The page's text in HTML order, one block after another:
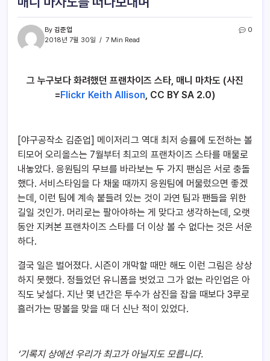
By 김준업
2018년 7월 30일
7 Min Read
0
그 누구보다 화려했던 프랜차이즈 스타, 매니 마차도 (사진
=Flickr Keith Allison, CC BY SA 2.0)
[야구공작소 김준업] 메이저리그 역대 최저 승률에 도전하는 볼
티모어 오리올스는 7월부터 최고의 프랜차이즈 스타를 매물로
내놓았다. 응원팀의 무브를 바라보는 두 가지 팬심은 서로 충돌
했다. 서비스타임을 다 채울 때까지 응원팀에 머물렀으면 좋겠
는데, 이런 팀에 계속 붙들려 있는 것이 과연 팀과 팬들을 위한
길일 것인가. 머리로는 팔아야하는 게 맞다고 생각하는데, 오랫
동안 지켜본 프랜차이즈 스타를 더 이상 볼 수 없다는 것은 서운
하다.
결국 일은 벌어졌다. 시즌이 개막할 때만 해도 이런 그림은 상상
하지 못했다. 정들었던 유니폼을 벗었고 그가 없는 라인업은 아
직도 낯설다. 지난 몇 년간은 투수가 삼진을 잡을 때보다 3루로
흘러가는 땅볼을 맞을 때 더 신난 적이 있었다.
‘기록지 상에선 우리가 최고가 아닐지도 모릅니다.